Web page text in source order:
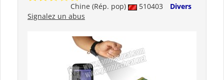
Chine (Rép. pop) 510403
Divers
Signalez un abus